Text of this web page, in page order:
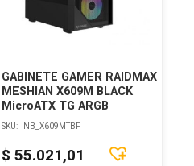
GABINETE GAMER RAIDMAX
MESHIAN X609M BLACK
MicroATX TG ARGB
SKU: NB_X609MTBF
$ 55.021,01